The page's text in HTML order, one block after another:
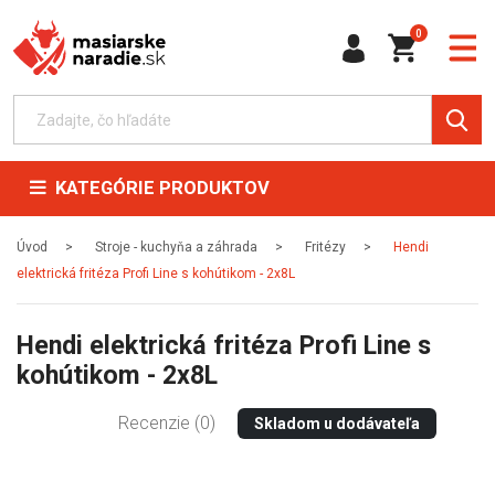
0
KATEGÓRIE PRODUKTOV
Úvod Stroje - kuchyňa a záhrada Fritézy
Hendi
elektrická fritéza Profi Line s kohútikom - 2x8L
Hendi elektrická fritéza Profi Line s
kohútikom - 2x8L
Recenzie (0) Skladom u dodávateľa